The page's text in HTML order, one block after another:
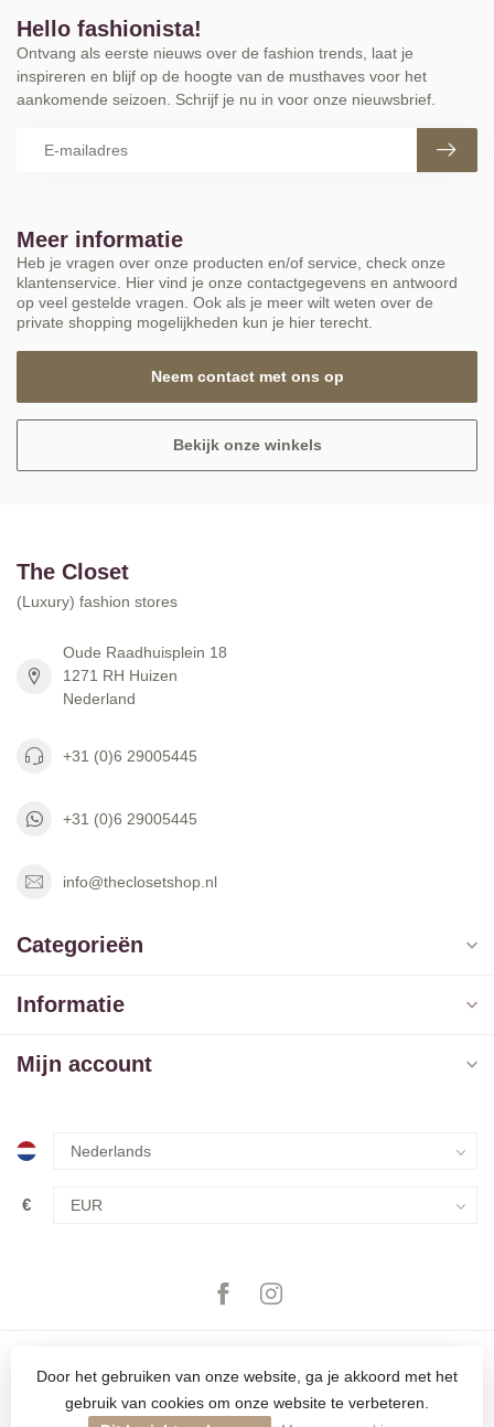
Meer informatie
Heb je vragen over onze producten en/of service, check onze
klantenservice. Hier vind je onze contactgegevens en antwoord
op veel gestelde vragen. Ook als je meer wilt weten over de
private shopping mogelijkheden kun je hier terecht.
Neem contact met ons op
Bekijk onze winkels
Hello fashionista!
Ontvang als eerste nieuws over de fashion trends, laat je
inspireren en blijf op de hoogte van de musthaves voor het
aankomende seizoen. Schrijf je nu in voor onze nieuwsbrief.
The Closet
(Luxury) fashion stores
Oude Raadhuisplein 18
1271 RH Huizen
Nederland
+31 (0)6 29005445
+31 (0)6 29005445
info@theclosetshop.nl
Categorieën
Informatie
Mijn account
€
Door het gebruiken van onze website, ga je akkoord met het
gebruik van cookies om onze website te verbeteren.